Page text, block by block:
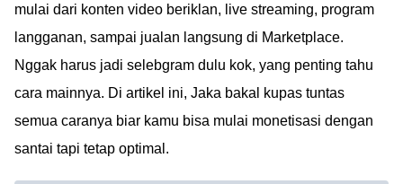
mulai dari konten video beriklan, live streaming, program
langganan, sampai jualan langsung di Marketplace.
Nggak harus jadi selebgram dulu kok, yang penting tahu
cara mainnya. Di artikel ini, Jaka bakal kupas tuntas
semua caranya biar kamu bisa mulai monetisasi dengan
santai tapi tetap optimal.